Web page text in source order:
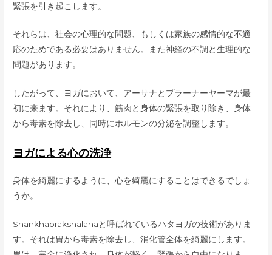
緊張を引き起こします。
それらは、社会の心理的な問題、もしくは家族の感情的な不適
応のためである必要はありません。また神経の不調と生理的な
問題があります。
したがって、ヨガにおいて、アーサナとプラーナーヤーマが最
初に来ます。それにより、筋肉と身体の緊張を取り除き、身体
から毒素を除去し、同時にホルモンの分泌を調整します。
ヨガによる心の洗浄
身体を綺麗にするように、心を綺麗にすることはできるでしょ
うか。
Shankhaprakshalanaと呼ばれているハタヨガの技術がありま
す。それは胃から毒素を除去し、消化管全体を綺麗にします。